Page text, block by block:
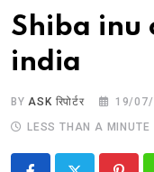
Shiba inu
india
BY ASK रिपोर्टर 19/
LESS THAN A MINUTE